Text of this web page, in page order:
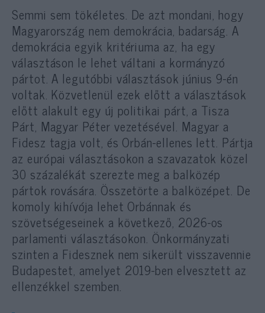
Semmi sem tökéletes. De azt mondani, hogy
Magyarország nem demokrácia, badarság. A
demokrácia egyik kritériuma az, ha egy
választáson le lehet váltani a kormányzó
pártot. A legutóbbi választások június 9-én
voltak. Közvetlenül ezek előtt a választások
előtt alakult egy új politikai párt, a Tisza
Párt, Magyar Péter vezetésével. Magyar a
Fidesz tagja volt, és Orbán-ellenes lett. Pártja
az európai választásokon a szavazatok közel
30 százalékát szerezte meg a balközép
pártok rovására. Összetörte a balközépet. De
komoly kihívója lehet Orbánnak és
szövetségeseinek a következő, 2026-os
parlamenti választásokon. Önkormányzati
szinten a Fidesznek nem sikerült visszavennie
Budapestet, amelyet 2019-ben elvesztett az
ellenzékkel szemben.